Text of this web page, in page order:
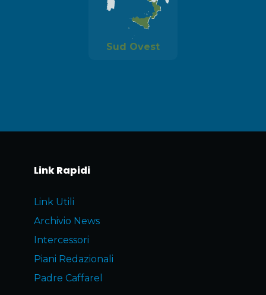
Sud Ovest
Link Rapidi
Link Utili
Archivio News
Intercessori
Piani Redazionali
Padre Caffarel